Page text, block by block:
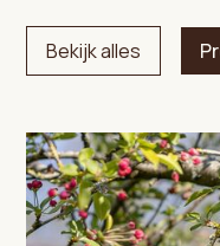
Bekijk alles